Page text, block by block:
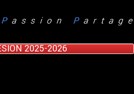
2025-2026